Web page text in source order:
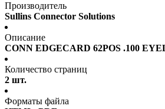
Производитель
Sullins Connector Solutions
Описание
CONN EDGECARD 62POS .100
Количество страниц
2 шт.
Форматы файла